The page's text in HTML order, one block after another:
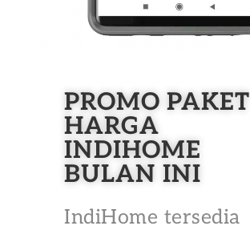
PROMO PAKET
HARGA
INDIHOME
BULAN INI
IndiHome tersedia